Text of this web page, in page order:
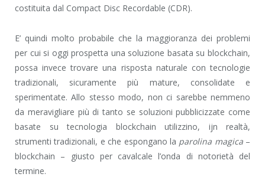
costituita dal Compact Disc Recordable (CDR).
E’ quindi molto probabile che la maggioranza dei problemi
per cui si oggi prospetta una soluzione basata su blockchain,
possa invece trovare una risposta naturale con tecnologie
tradizionali, sicuramente più mature, consolidate e
sperimentate. Allo stesso modo, non ci sarebbe nemmeno
da meravigliare più di tanto se soluzioni pubblicizzate come
basate su tecnologia blockchain utilizzino, ijn realtà,
strumenti tradizionali, e che espongano la parolina magica–
blockchain – giusto per cavalcale l’onda di notorietà del
termine.